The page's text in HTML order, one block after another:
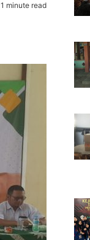
1 minute read